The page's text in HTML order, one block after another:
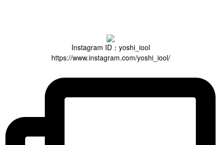
Instagram ID：yoshi_iool
https://www.instagram.com/yoshi_iool/